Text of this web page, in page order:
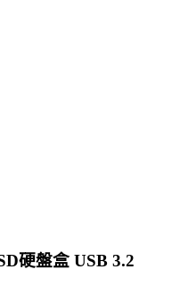
硬盤盒 USB 3.2